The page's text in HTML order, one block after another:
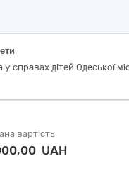
справах дітей Одеської
вартість
UAH